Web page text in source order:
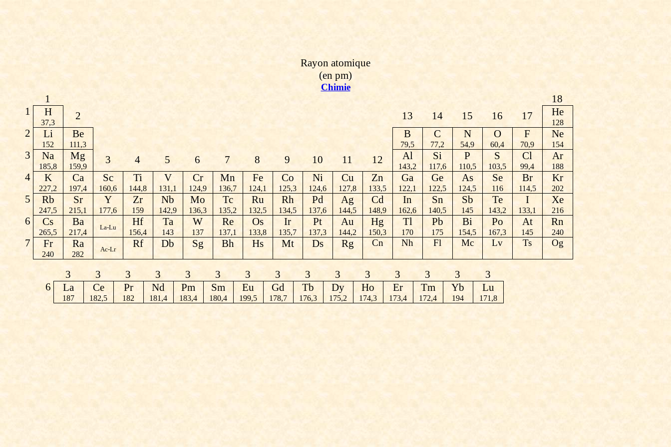
Rayon atomique
(en pm)
Chimie
1
18
1
H
37,3
2 13 14 15 16 17 He
128
2 Li
152
Be
111,3
B
79,5
C
77,2
N
54,9
O
60,4
F
70,9
Ne
154
3 Na
185,8
Mg
159,9
3 4 5 6 7 8 9 10 11 12 Al
143,2
Si
117,6
P
110,5
S
103,5
Cl
99,4
Ar
188
4 K
227,2
Ca
197,4
Sc
160,6
Ti
144,8
V
131,1
Cr
124,9
Mn
136,7
Fe
124,1
Co
125,3
Ni
124,6
Cu
127,8
Zn
133,5
Ga
122,1
Ge
122,5
As
124,5
Se
116
Br
114,5
Kr
202
5 Rb
247,5
Sr
215,1
Y
177,6
Zr
159
Nb
142,9
Mo
136,3
Tc
135,2
Ru
132,5
Rh
134,5
Pd
137,6
Ag
144,5
Cd
148,9
In
162,6
Sn
140,5
Sb
145
Te
143,2
I
133,1
Xe
216
6 Cs
265,5
Ba
217,4
La-Lu Hf
156,4
Ta
143
W
137
Re
137,1
Os
133,8
Ir
135,7
Pt
137,3
Au
144,2
Hg
150,3
Tl
170
Pb
175
Bi
154,5
Po
167,3
At
145
Rn
240
7 Fr
240
Ra
282
Ac-Lr Rf Db Sg Bh Hs Mt Ds Rg Cn Nh Fl Mc Lv Ts Og
3 3 3 3 3 3 3 3 3 3 3 3 3 3
3
6
La
187
Ce
182,5
Pr
182
Nd
181,4
Pm
183,4
Sm
180,4
Eu
199,5
Gd
178,7
Tb
176,3
Dy
175,2
Ho
174,3
Er
173,4
Tm
172,4
Yb
194
Lu
171,8